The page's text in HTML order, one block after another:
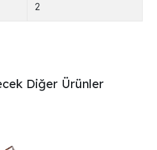
2
Diğer Ürünler